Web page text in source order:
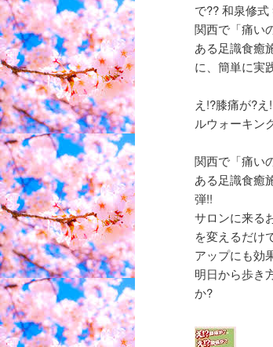
で?? 和泉修
関西で「痛い
ある足識食癒
に、簡単に実
え!?膝痛が?
ルウォーキン
関西で「痛い
ある足識食癒
弾!!
サロンに来る
を変えるだけ
アップにも効
明日から歩き
か?